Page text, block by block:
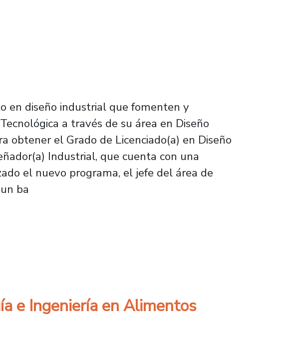
en diseño industrial que fomenten y
a través de su área en Diseño
obtener el Grado de Licenciado(a) en Diseño
Industrial, que cuenta con una
el nuevo programa, el jefe del área de
ba
convertirse en referente nacional
e Ingeniería en Alimentos